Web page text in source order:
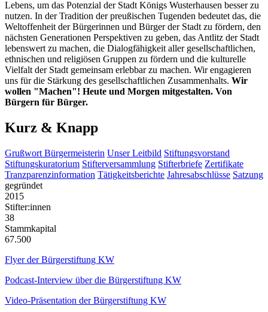
Lebens, um das Potenzial der Stadt Königs Wusterhausen besser zu
nutzen. In der Tradition der preußischen Tugenden bedeutet das, die
Weltoffenheit der Bürgerinnen und Bürger der Stadt zu fördern, den
nächsten Generationen Perspektiven zu geben, das Antlitz der Stadt
lebenswert zu machen, die Dialogfähigkeit aller gesellschaftlichen,
ethnischen und religiösen Gruppen zu fördern und die kulturelle
Vielfalt der Stadt gemeinsam erlebbar zu machen. Wir engagieren
uns für die Stärkung des gesellschaftlichen Zusammenhalts. Wir
wollen "Machen"! Heute und Morgen mitgestalten. Von
Bürgern für Bürger.
Kurz & Knapp
Grußwort Bürgermeisterin Unser Leitbild Stiftungsvorstand
Stiftungskuratorium Stifterversammlung Stifterbriefe Zertifikate
Tranzparenzinformation Tätigkeitsberichte Jahresabschlüsse Satzung
gegründet
2015
Stifter:innen
38
Stammkapital
67.500
Flyer der Bürgerstiftung KW
Podcast-Interview über die Bürgerstiftung KW
Video-Präsentation der Bürgerstiftung KW